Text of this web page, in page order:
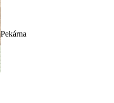
Pekárna